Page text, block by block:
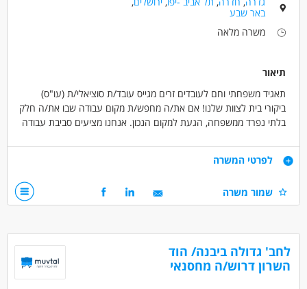
באר שבע
משרה מלאה
תיאור
תאגיד משפחתי וחם לעובדים זרים מגייס עובד/ת סוציאלי/ת (עו"ס)
ביקורי בית לצוות שלנו! אם את/ה מחפש/ת מקום עבודה שבו את/ה חלק
בלתי נפרד ממשפחה, הגעת למקום הנכון. אנחנו מציעים סביבת עבודה
דרישות
תואר ראשון בעבודה סוציאלית, ורישום בפנקס העו"סים.
זמינות לביצוע ביקורי בית.
דרושים בתחום
מדעי החברה - עבודה סוציאלית ורווחה
לפרטי המשרה
שמור משרה
לחב' גדולה ביבנה/ הוד
השרון דרוש/ה מחסנאי